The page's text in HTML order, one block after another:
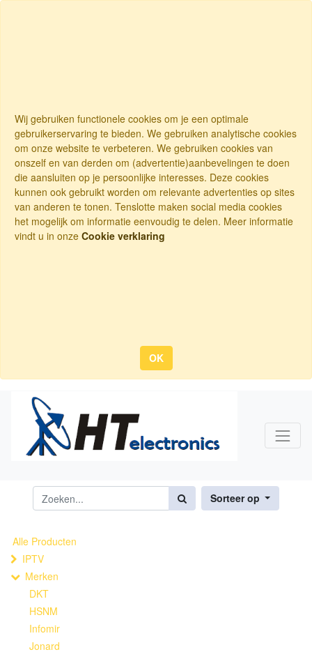
Wij gebruiken functionele cookies om je een optimale
gebruikerservaring te bieden. We gebruiken analytische cookies
om onze website te verbeteren. We gebruiken cookies van
onszelf en van derden om (advertentie)aanbevelingen te doen
die aansluiten op je persoonlijke interesses. Deze cookies
kunnen ook gebruikt worden om relevante advertenties op sites
van anderen te tonen. Tenslotte maken social media cookies
het mogelijk om informatie eenvoudig te delen. Meer informatie
vindt u in onze Cookie verklaring
OK
Sorteer op
Alle Producten
IPTV
Merken
DKT
HSNM
Infomir
Jonard